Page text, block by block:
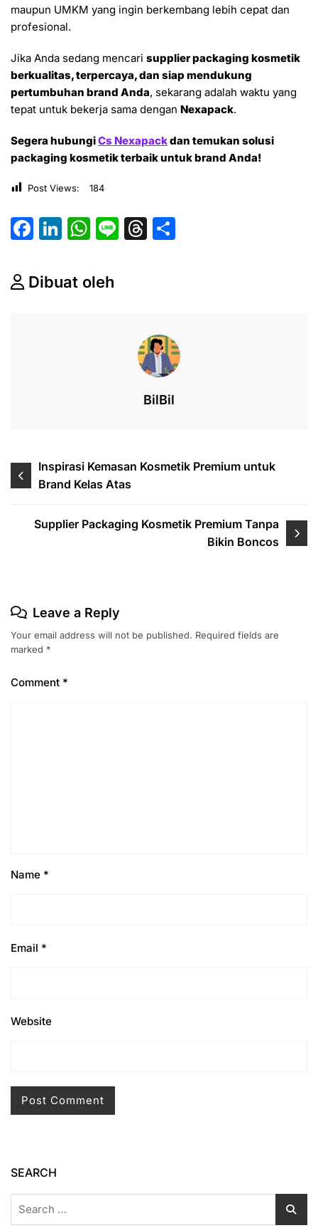
maupun UMKM yang ingin berkembang lebih cepat dan
profesional.
Jika Anda sedang mencari supplier packaging kosmetik
berkualitas, terpercaya, dan siap mendukung
pertumbuhan brand Anda, sekarang adalah waktu yang
tepat untuk bekerja sama dengan Nexapack.
Segera hubungiCs Nexapackdan temukan solusi
packaging kosmetik terbaik untuk brand Anda!
Post Views: 184
F
c
e
Li
k
e
W
at
s
Li T
s
Dibuat oleh
BilBil
Post
navigation
Inspirasi Kemasan Kosmetik Premium untuk
Brand Kelas Atas
Supplier Packaging Kosmetik Premium Tanpa
Bikin Boncos
Leave a Reply
Your email address will not be published. Required fields are
marked *
Comment *
Name *
Email *
Website
SEARCH